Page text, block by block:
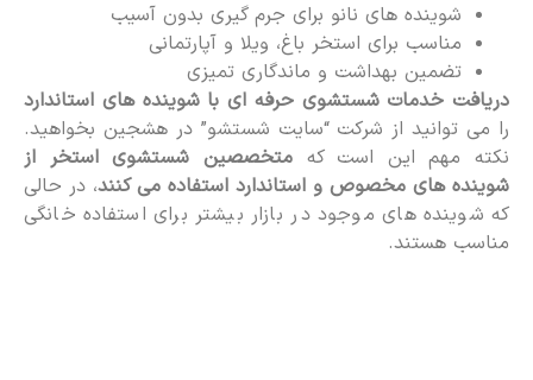
شوینده های نانو برای جرم گیری بدون آسیب
مناسب برای استخر باغ، ویلا و آپارتمانی
تضمین بهداشت و ماندگاری تمیزی
دریافت خدمات شستشوی حرفه ای با شوینده های استاندارد
را می توانید از شرکت “سایت شستشو” در هشجین بخواهید.
نکته مهم این است که متخصصین شستشوی استخر از
شوینده های مخصوص و استاندارد استفاده می کنند، در حالی
که شوینده های موجود در بازار بیشتر برای استفاده خانگی
مناسب هستند.